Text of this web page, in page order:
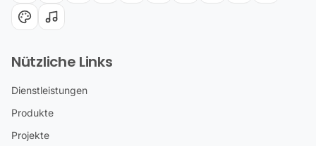
Nützliche Links
Dienstleistungen
Produkte
Projekte